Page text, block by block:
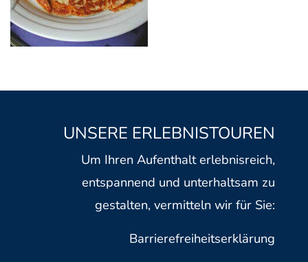
UNSERE ERLEBNISTOUREN
Um Ihren Aufenthalt erlebnisreich,
entspannend und unterhaltsam zu
gestalten, vermitteln wir für Sie:
Barrierefreiheitserklärung